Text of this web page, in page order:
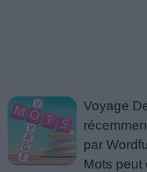
Voyage
par
Mots peut